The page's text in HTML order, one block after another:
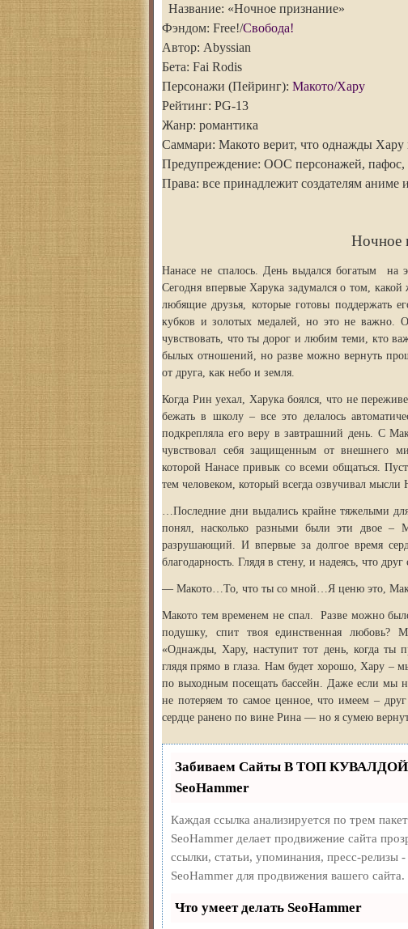
Название: «Ночное признание»
Фэндом: Free!/Свобода!
Автор: Abyssian
Бета: Fai Rodis
Персонажи (Пейринг): Макото/Хару
Рейтинг: PG-13
Жанр: романтика
Саммари: Макото верит, что однажды Хару
Предупреждение: ООС персонажей, пафос,
Права: все принадлежит создателям
Ночное
Нанасе не спалось. День выдался богатым на
Сегодня впервые Харука задумался о том,
любящие друзья, которые готовы поддержать
кубков и золотых медалей, но это не важно.
чувствовать, что ты дорог и любим теми, кто
былых отношений, но разве можно вернуть
от друга, как небо и земля.
Когда Рин уехал, Харука боялся, что не
бежать в школу – все это делалось
подкрепляла его веру в завтрашний день. С
чувствовал себя защищенным от внешнего
которой Нанасе привык со всеми общаться.
тем человеком, который всегда озвучивал
…Последние дни выдались крайне тяжелыми
понял, насколько разными были эти двое
разрушающий. И впервые за долгое время
благодарность. Глядя в стену, и надеясь, что
— Макото…То, что ты со мной…Я ценю это,
Макото тем временем не спал. Разве можно
подушку, спит твоя единственная любовь?
«Однажды, Хару, наступит тот день, когда ты
глядя прямо в глаза. Нам будет хорошо, Хару –
по выходным посещать бассейн. Даже если мы
не потеряем то самое ценное, что имеем –
сердце ранено по вине Рина — но я сумею
Забиваем Сайты В ТОП КУВАЛДОЙ
SeoHammer
Каждая ссылка анализируется по трем
SeoHammer делает продвижение сайта
ссылки, статьи, упоминания, пресс-релизы
SeoHammer для продвижения вашего сайта.
Что умеет делать SeoHammer